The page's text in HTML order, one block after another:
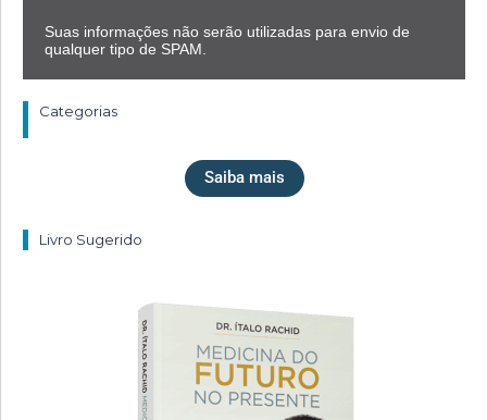
Suas informações não serão utilizadas para envio de
qualquer tipo de SPAM.
Categorias
Saiba mais
Livro Sugerido